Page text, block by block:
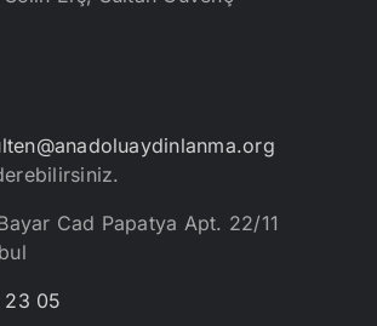
Cad Papatya Apt. 22/11
23 05